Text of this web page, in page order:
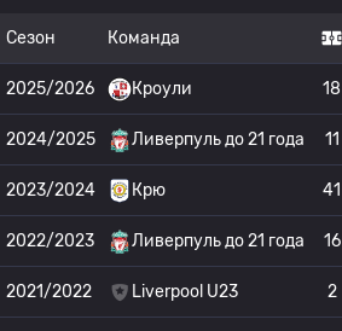
Сезон Команда
2025/2026 Кроули 18
2024/2025 Ливерпуль до 21 года 11
2023/2024 Крю 41
2022/2023 Ливерпуль до 21 года 16
2021/2022 Liverpool U23 2